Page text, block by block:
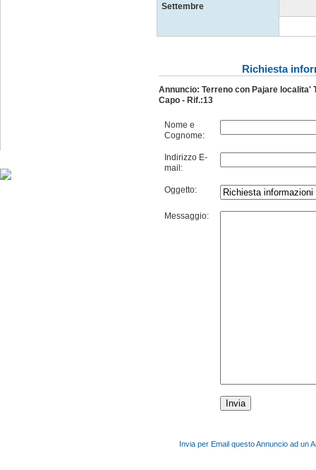
Settembre
Richiesta
Annuncio: Terreno con Pajare localita'
Capo - Rif.:13
Nome e
Cognome:
Indirizzo E-
mail:
Oggetto:
Messaggio:
Invia per Email questo Annuncio ad un